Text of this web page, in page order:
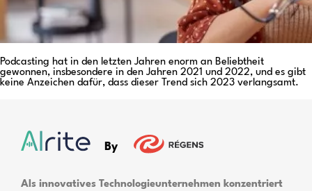
Podcasting hat in den letzten Jahren enorm an Beliebtheit
gewonnen, insbesondere in den Jahren 2021 und 2022, und es gibt
keine Anzeichen dafür, dass dieser Trend sich 2023 verlangsamt.
By
Als innovatives Technologieunternehmen konzentriert